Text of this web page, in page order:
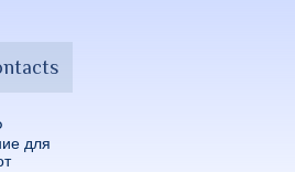
для